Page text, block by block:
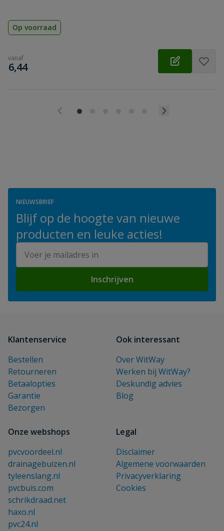
Op voorraad
vanaf
€
6,44
NIEUWSBRIEF
Blijf op de hoogte van nieuwe
producten en leuke acties!
Inschrijven
Klantenservice
Bestellen
Retourneren
Betaalopties
Garantie
Bezorgen
Ook interessant
Over WitWay
Werken bij WitWay?
Deskundig advies
Blog
Onze webshops
pvcvoordeel.nl
drainagebuizen.nl
tyleenslang.nl
pvcbuis.com
schrikdraad.net
haxo.nl
pvc24.nl
Legal
Disclaimer
Algemene voorwaarden
Privacyverklaring
Cookies